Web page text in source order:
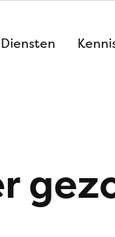
Diensten